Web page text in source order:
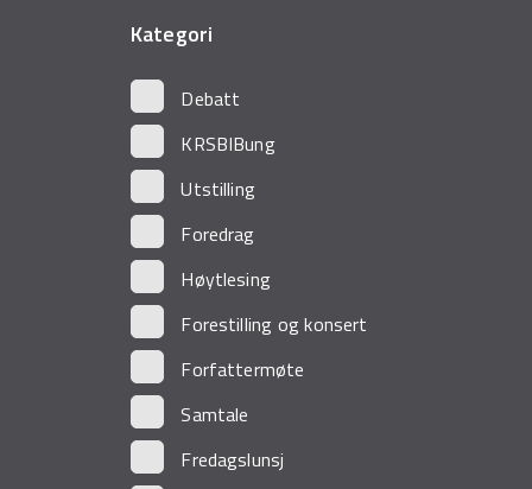
Kategori
Debatt
KRSBIBung
Utstilling
Foredrag
Høytlesing
Forestilling og konsert
Forfattermøte
Samtale
Fredagslunsj